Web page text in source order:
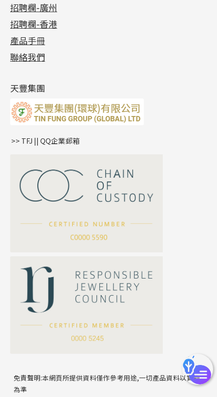
公司名稱
聯絡電話
十字車花鏈系列
十字閃O鏈系列
十字錘打鏈系列
側身車花鏈系列
側身鏈系列
雙十字鏈系列
水波鏈系列
蛇骨鏈系列
鏈尾系列
嘴唇鏈系列
S車花鏈系列
珍珠鏈系列
坦克鏈系列
滿天星鏈系列
方假繩鏈系列
螺絲迫系列
梅花迫系列
平臺迫系列
綫拍系列
美拍系列
耳環扣系列
耳綫/耳鈎系列
耳環爪頭
耳環
動感車花吊墜
調節珠系列
生圈扣系列
龍蝦扣系列
鴨俐制系列
字母吊墜
相盒吊墜
項鏈吊墜
生肖吊墜
星座吊墜
珠扣
其他類配件
珠盤系列
袖口鈕系列
焊片及鐳射綫
空心車花管
珠類配件
無孔光身珠
空心光身珠
無孔批花珠
六爪頭系列
車花片
動感車花片
鑲口戒指
鑲口手鏈系列
手镯系列
戒指系列
空心耳環
空心车花管首饰链
空心手鐲系列
貴金屬原料
千足金
記憶金屬系列
記憶戒指
拉簧珠珠手鏈
記憶鈦手鐲
最新消息
各項證書(2)
相片集(9)
展覽會資訊
最新產品資訊
招聘欄-廣州
招聘欄-香港
產品手冊
聯絡我們
天豐集團
>> TFJ || QQ企業郵箱
免責聲明:本網頁所提供資料僅作參考用途,一切產品資料以實物
為準